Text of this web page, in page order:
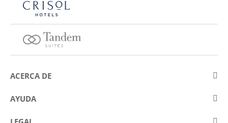
ACERCA DE
Sobre Eurostars Hotel Company
AYUDA
Contactar